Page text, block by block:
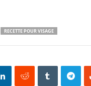
RECETTE POUR VISAGE